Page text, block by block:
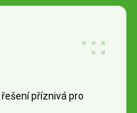
příznivá pro